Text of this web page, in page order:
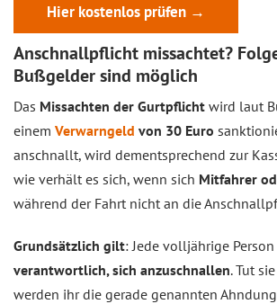
Hier kostenlos prüfen →
Anschnallpflicht missachtet?
Bußgelder sind möglich
Das Missachten der Gurtpflicht wird laut
einem Verwarngeld von 30 Euro
anschnallt, wird dementsprechend zur
wie verhält es sich, wenn sich Mitfahrer
während der Fahrt nicht an die
Grundsätzlich gilt: Jede volljährige
verantwortlich, sich anzuschnallen. Tut
werden ihr die gerade genannten